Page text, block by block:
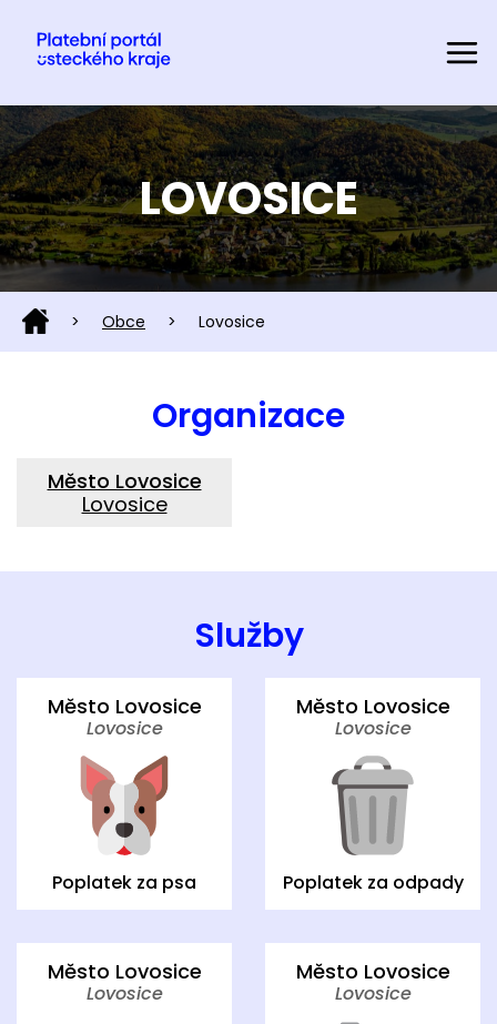
LOVOSICE
> Obce > Lovosice
Organizace
Město Lovosice
Lovosice
Služby
Město Lovosice
Lovosice
Poplatek za psa
Město Lovosice
Lovosice
Poplatek za odpady
Město Lovosice
Lovosice
Město Lovosice
Lovosice